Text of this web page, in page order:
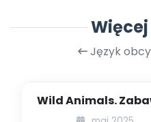
Więcej
Język
Wild Animals.
językiem